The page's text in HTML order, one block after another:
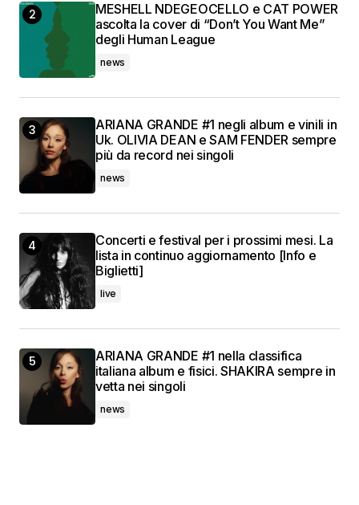
MESHELL NDEGEOCELLO e CAT POWER
ascolta la cover di “Don’t You Want Me”
degli Human League
news
ARIANA GRANDE #1 negli album e vinili in
Uk. OLIVIA DEAN e SAM FENDER sempre
più da record nei singoli
news
Concerti e festival per i prossimi mesi. La
lista in continuo aggiornamento [Info e
Biglietti]
live
ARIANA GRANDE #1 nella classifica
italiana album e fisici. SHAKIRA sempre in
vetta nei singoli
news